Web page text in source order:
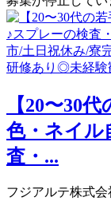
【20〜30
色・ネイル
査・...
フジアルテ株式会